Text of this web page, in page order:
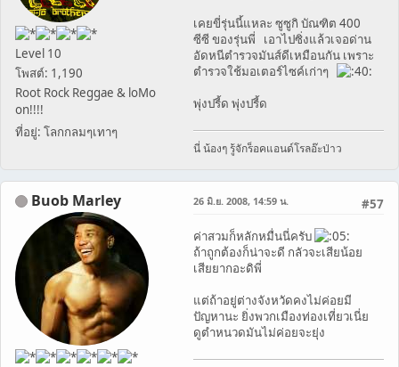
Level 10
โพสต์: 1,190
Root Rock Reggae & loMo
on!!!!
ที่อยู่: โลกกลมๆเทาๆ
เคยขี่รุ่นนี้แหละ ซูซูกิ บัณฑิต 400
ซีซี ของรุ่นพี่ เอาไปซิ่งแล้วเจอด่าน
อัดหนีตำรวจมันส์ดีเหมือนกัน เพราะ
ตำรวจใช้มอเตอร์ไซค์เก่าๆ
พุ่งปรี้ด พุ่งปรี้ด
นี่ น้องๆ รู้จักร็อคแอนด์โรลอ๊ะป่าว
Buob Marley #57
26 มิ.ย. 2008, 14:59 น.
ค่าสวมก็หลักหมื่นนี่ครับ
ถ้าถูกต้องก็น่าจะดี กลัวจะเสียน้อย
เสียยากอะดิพี่
แต่ถ้าอยู่ต่างจังหวัดคงไม่ค่อยมี
ปัญหานะ ยิ่งพวกเมืองท่องเที่ยวเนี่ย
ดูตำหนวดมันไม่ค่อยจะยุ่ง